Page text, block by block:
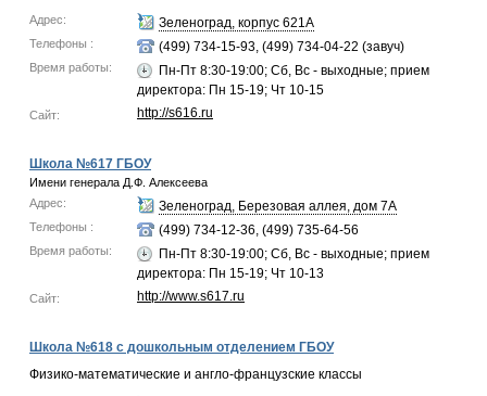
Адрес: Зеленоград, корпус 621А
Телефоны : (499) 734-15-93, (499) 734-04-22 (завуч)
Время работы:
Пн-Пт 8:30-19:00; Сб, Вс - выходные; прием
директора: Пн 15-19; Чт 10-15
Сайт: http://s616.ru
Школа №617 ГБОУ
Имени генерала Д.Ф. Алексеева
Адрес:
Зеленоград, Березовая аллея, дом 7А
Телефоны : (499) 734-12-36, (499) 735-64-56
Время работы:
Пн-Пт 8:30-19:00; Сб, Вс - выходные; прием
директора: Пн 15-19; Чт 10-13
Сайт: http://www.s617.ru
Школа №618 с дошкольным отделением ГБОУ
Физико-математические и англо-французские классы